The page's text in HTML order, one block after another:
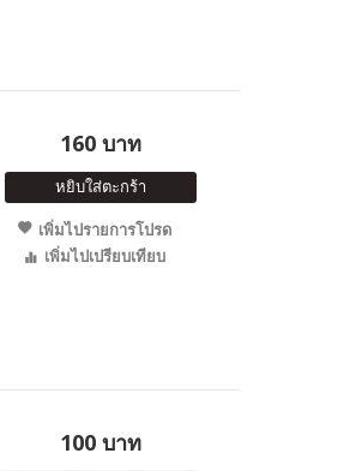
160 บาท
หยิบใส่ตะกร้า
เพิ่มไปรายการโปรด
เพิ่มไปเปรียบเทียบ
100 บาท